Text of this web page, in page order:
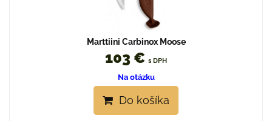
Marttiini Carbinox Moose
103 € s DPH
Na otázku
Do košíka